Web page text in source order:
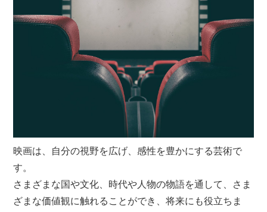
映画は、自分の視野を広げ、感性を豊かにする芸術で
す。
さまざまな国や文化、時代や人物の物語を通して、さま
ざまな価値観に触れることができ、将来にも役立ちま